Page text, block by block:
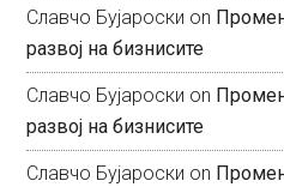
Славчо Бујароски on
развој на бизнисите
Славчо Бујароски on
развој на бизнисите
Славчо Бујароски on